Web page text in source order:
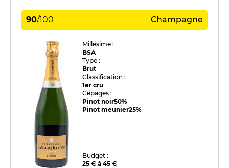
90/100 Champagne
Millésime :
BSA
Type :
Brut
Classification :
1er cru
Cépages :
Pinot noir50%
Pinot meunier25%
Budget :
25 € à 45 €